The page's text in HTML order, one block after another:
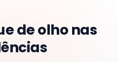
de olho nas